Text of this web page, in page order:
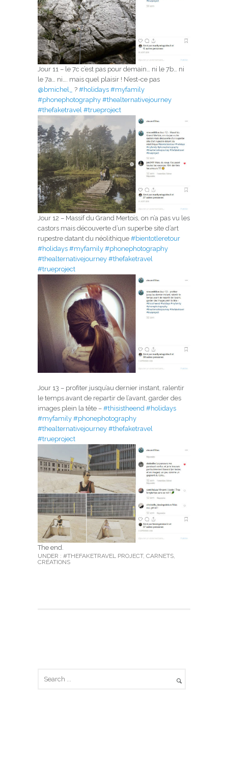
Jour 11 – le 7c c’est pas pour demain… ni le 7b… ni
le 7a… ni…. mais quel plaisir ! N’est-ce pas
@bmichel_
? #holidays #myfamily
#phonephotography #thealternativejourney
#thefaketravel #trueproject
Jour 12 – Massif du Grand Mertois, on n’a pas vu les
castors mais découverte d’un superbe site d’art
rupestre datant du néolithique #bientotleretour
#holidays #myfamily #phonephotography
#thealternativejourney #thefaketravel
#trueproject
Jour 13 – profiter jusqu’au dernier instant, ralentir
le temps avant de repartir de l’avant, garder des
images plein la tête – #thisistheend #holidays
#myfamily #phonephotography
#thealternativejourney #thefaketravel
#trueproject
The end.
UNDER : #THEFAKETRAVEL PROJECT, CARNETS
CRÉATIONS